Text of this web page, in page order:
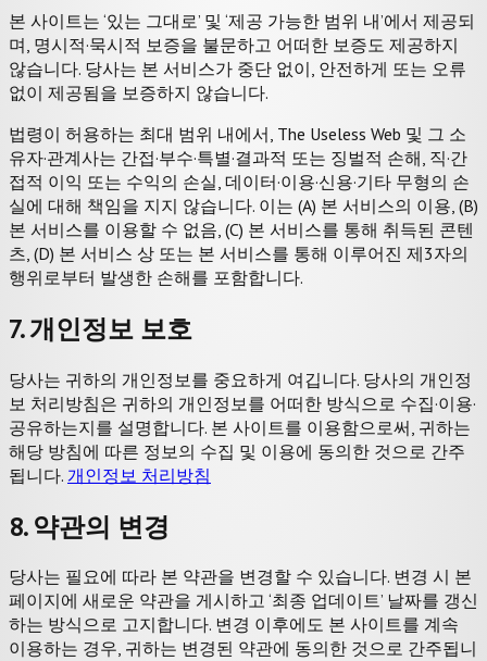
본 사이트는 ‘있는 그대로’ 및 ‘제공 가능한 범위 내’에서 제공되
며, 명시적·묵시적 보증을 불문하고 어떠한 보증도 제공하지
않습니다. 당사는 본 서비스가 중단 없이, 안전하게 또는 오류
없이 제공됨을 보증하지 않습니다.
법령이 허용하는 최대 범위 내에서, The Useless Web 및 그 소
유자·관계사는 간접·부수·특별·결과적 또는 징벌적 손해, 직·간
접적 이익 또는 수익의 손실, 데이터·이용·신용·기타 무형의 손
실에 대해 책임을 지지 않습니다. 이는 (A) 본 서비스의 이용, (B)
본 서비스를 이용할 수 없음, (C) 본 서비스를 통해 취득된 콘텐
츠, (D) 본 서비스 상 또는 본 서비스를 통해 이루어진 제3자의
행위로부터 발생한 손해를 포함합니다.
7. 개인정보 보호
당사는 귀하의 개인정보를 중요하게 여깁니다. 당사의 개인정
보 처리방침은 귀하의 개인정보를 어떠한 방식으로 수집·이용·
공유하는지를 설명합니다. 본 사이트를 이용함으로써, 귀하는
해당 방침에 따른 정보의 수집 및 이용에 동의한 것으로 간주
됩니다. 개인정보 처리방침
8. 약관의 변경
당사는 필요에 따라 본 약관을 변경할 수 있습니다. 변경 시 본
페이지에 새로운 약관을 게시하고 ‘최종 업데이트’ 날짜를 갱신
하는 방식으로 고지합니다. 변경 이후에도 본 사이트를 계속
이용하는 경우, 귀하는 변경된 약관에 동의한 것으로 간주됩니